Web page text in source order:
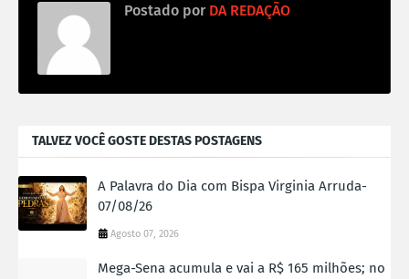
Postado por DA REDAÇÃO
TALVEZ VOCÊ GOSTE DESTAS POSTAGENS
A Palavra do Dia com Bispa Virginia Arruda-
07/08/26
Agosto 07, 2026
Mega-Sena acumula e vai a R$ 165 milhões; no